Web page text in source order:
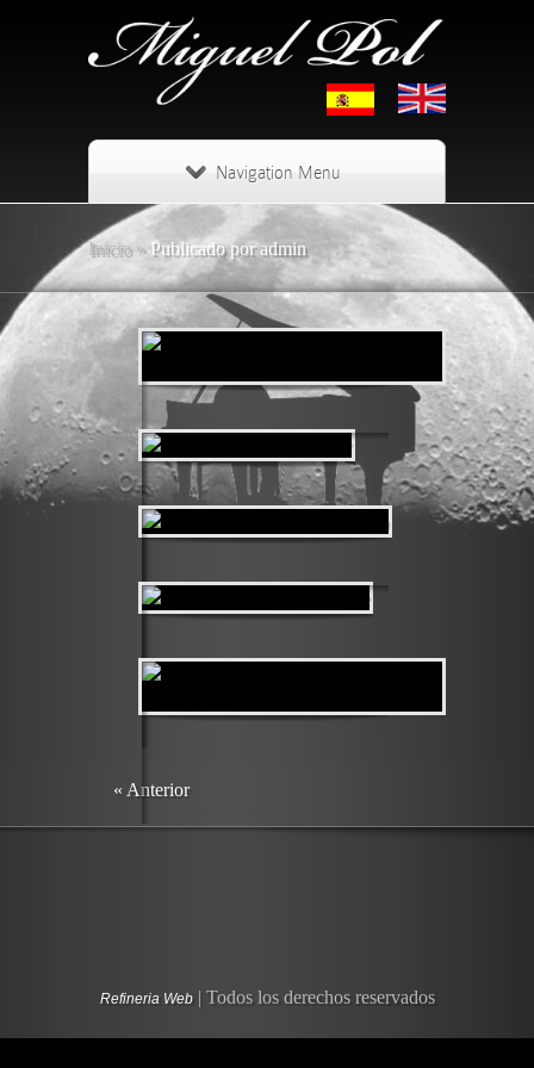
Navigation Menu
Inicio »Publicado por admin
« Anterior
Refineria Web| Todos los derechos reservados